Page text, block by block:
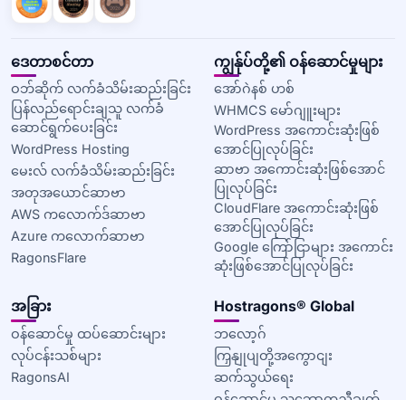
ဒေတာစင်တာ
ဝဘ်ဆိုက် လက်ခံသိမ်းဆည်းခြင်း
ပြန်လည်ရောင်းချသူ လက်ခံ
ဆောင်ရွက်ပေးခြင်း
WordPress Hosting
မေးလ် လက်ခံသိမ်းဆည်းခြင်း
အတုအယောင်ဆာဗာ
AWS ကလောက်ဒ်ဆာဗာ
Azure ကလောက်ဆာဗာ
RagonsFlare
ကျွန်ုပ်တို့၏ ဝန်ဆောင်မှုများ
အော်ဂဲနစ် ဟစ်
WHMCS မော်ဂျူးများ
WordPress အကောင်းဆုံးဖြစ်
အောင်ပြုလုပ်ခြင်း
ဆာဗာ အကောင်းဆုံးဖြစ်အောင်
ပြုလုပ်ခြင်း
CloudFlare အကောင်းဆုံးဖြစ်
အောင်ပြုလုပ်ခြင်း
Google ကြော်ငြာများ အကောင်း
ဆုံးဖြစ်အောင်ပြုလုပ်ခြင်း
အခြား
ဝန်ဆောင်မှု ထပ်ဆောင်းများ
လုပ်ငန်းသစ်များ
RagonsAI
Hostragons® Global
ဘလော့ဂ်
ကြှနျုပျတို့အကွောငျး
ဆက်သွယ်ရေး